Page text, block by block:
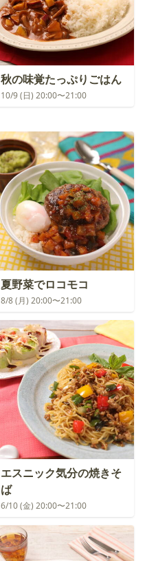
秋の味覚たっぷりごはん
10/9 (日) 20:00〜21:00
夏野菜でロコモコ
8/8 (月) 20:00〜21:00
エスニック気分の焼きそ
ば
6/10 (金) 20:00〜21:00